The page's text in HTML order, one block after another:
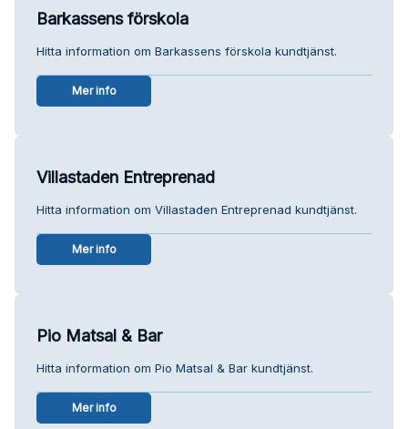
Barkassens förskola
Hitta information om Barkassens förskola kundtjänst.
Mer info
Villastaden Entreprenad
Hitta information om Villastaden Entreprenad kundtjänst.
Mer info
Pio Matsal & Bar
Hitta information om Pio Matsal & Bar kundtjänst.
Mer info